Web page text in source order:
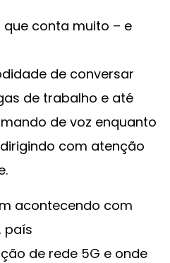
que conta muito – e
de conversar
de trabalho e até
de voz enquanto
com atenção
acontecendo com
país
de rede 5G e onde